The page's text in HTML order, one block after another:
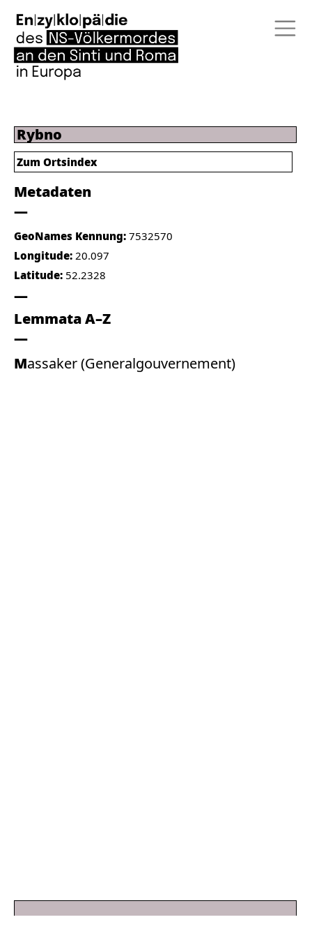
Rybno
Metadaten
GeoNames Kennung: 7532570
Longitude: 20.097
Latitude: 52.2328
Lemmata A–Z
Massaker (Generalgouvernement)
Zum Ortsindex